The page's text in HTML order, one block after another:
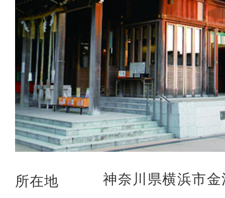
所在地
神奈川県横浜市